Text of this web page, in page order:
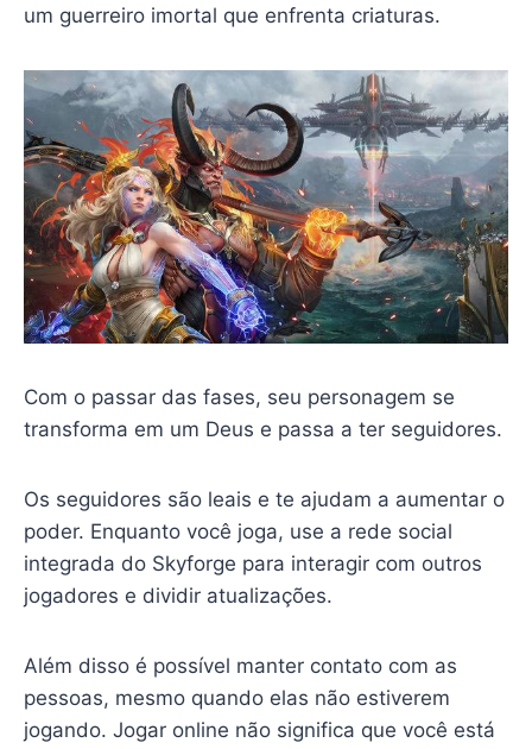
um guerreiro imortal que enfrenta criaturas.
Com o passar das fases, seu personagem se
transforma em um Deus e passa a ter seguidores.
Os seguidores são leais e te ajudam a aumentar o
poder. Enquanto você joga, use a rede social
integrada do Skyforge para interagir com outros
jogadores e dividir atualizações.
Além disso é possível manter contato com as
pessoas, mesmo quando elas não estiverem
jogando. Jogar online não significa que você está